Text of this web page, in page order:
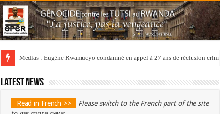
Medias : Eugène Rwamucyo condamné en appel à 27 ans de réclusion
Latest news
Read in French >>
Please switch to the French part of the site